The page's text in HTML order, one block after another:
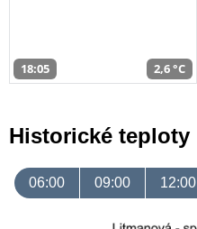
18:05 2,6 °C
Historické teploty
06:00 09:00 12:00